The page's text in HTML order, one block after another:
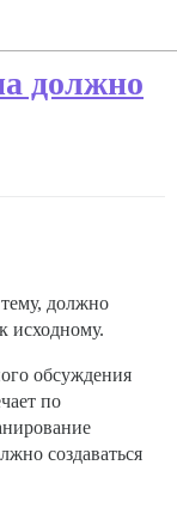
должно
должно
исходному.
обсуждения
по
создаваться